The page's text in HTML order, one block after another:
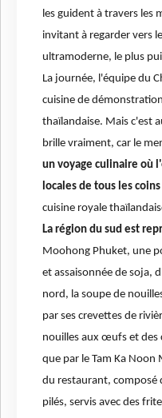
les guident à travers les
invitant à regarder vers
ultramoderne, le plus
La journée, l'équipe du
cuisine de
thaïlandaise. Mais c'est
brille vraiment, car le
un voyage culinaire où
locales de tous les
cuisine royale
La région du sud est
Moohong Phuket, une
et assaisonnée de soja,
nord, la soupe de
par ses crevettes de
nouilles aux œufs et des
que par le Tam Ka
du restaurant, composé
pilés, servis avec des